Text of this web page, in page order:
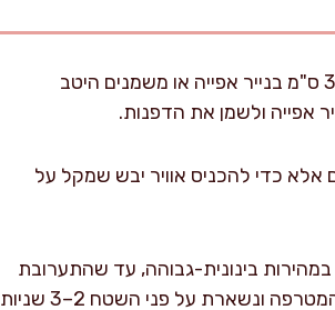
מחממים תנור ל-170 מעלות (חום עליון-תחתון). מרפדים תבנית אינגליש קייק 30 ס"מ בנייר אפייה או משמנים היטב
אלא כדי להכניס אוויר יבש שמקל על
קערה גדולה עם מטרפה), טורפים סוכר עם ביצים 2–3 דקות במהירות בינונית-גבוהה, עד שהתערובת
מתבהרת ומתעבה מעט. הסימן שאני מחפש: כשהתערובת “נופלת” בסרט דק מהמטרפה ונשארת על פני השטח 2–3 שניות